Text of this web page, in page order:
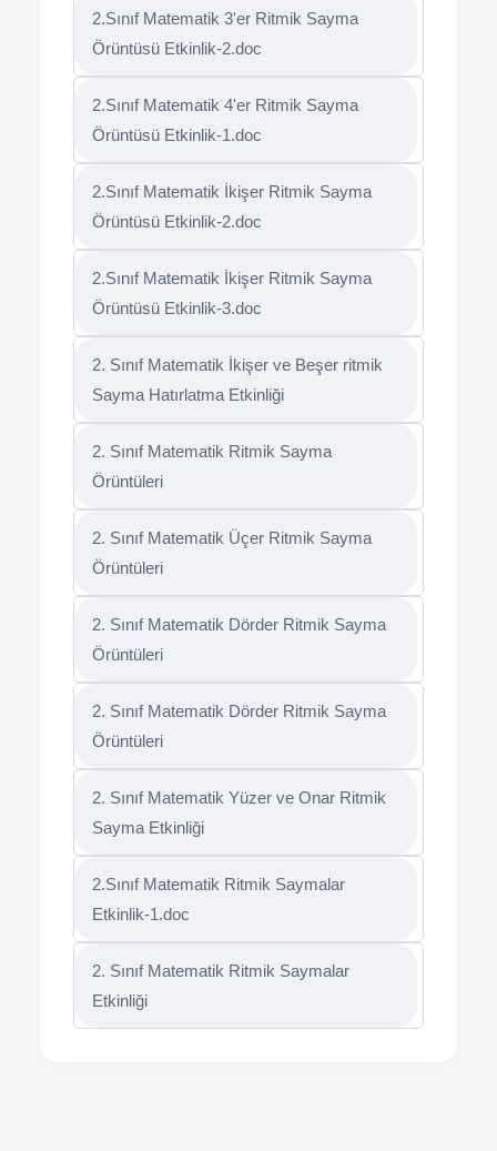
2.Sınıf Matematik 3'er Ritmik Sayma
Örüntüsü Etkinlik-2.doc
2.Sınıf Matematik 4'er Ritmik Sayma
Örüntüsü Etkinlik-1.doc
2.Sınıf Matematik İkişer Ritmik Sayma
Örüntüsü Etkinlik-2.doc
2.Sınıf Matematik İkişer Ritmik Sayma
Örüntüsü Etkinlik-3.doc
2. Sınıf Matematik İkişer ve Beşer ritmik
Sayma Hatırlatma Etkinliği
2. Sınıf Matematik Ritmik Sayma
Örüntüleri
2. Sınıf Matematik Üçer Ritmik Sayma
Örüntüleri
2. Sınıf Matematik Dörder Ritmik Sayma
Örüntüleri
2. Sınıf Matematik Dörder Ritmik Sayma
Örüntüleri
2. Sınıf Matematik Yüzer ve Onar Ritmik
Sayma Etkinliği
2.Sınıf Matematik Ritmik Saymalar
Etkinlik-1.doc
2. Sınıf Matematik Ritmik Saymalar
Etkinliği